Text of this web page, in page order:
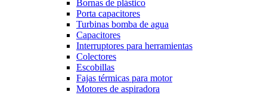
Bornas de plástico
Porta capacitores
Turbinas bomba de agua
Capacitores
Interruptores para herramientas
Colectores
Escobillas
Fajas térmicas para motor
Motores de aspiradora